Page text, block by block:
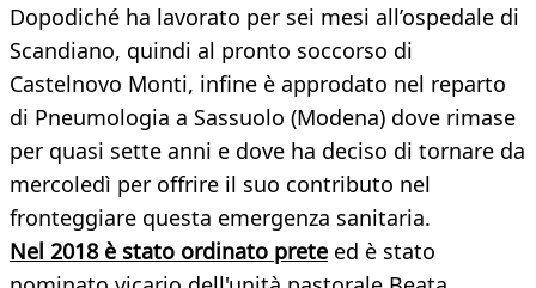
Dopodiché ha lavorato per sei mesi all’ospedale di
Scandiano, quindi al pronto soccorso di
Castelnovo Monti, infine è approdato nel reparto
di Pneumologia a Sassuolo (Modena) dove rimase
per quasi sette anni e dove ha deciso di tornare da
mercoledì per offrire il suo contributo nel
fronteggiare questa emergenza sanitaria.
Nel 2018 è stato ordinato prete ed è stato